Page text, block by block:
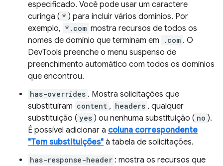
especificado. Você pode usar um caractere
curinga ( * ) para incluir vários domínios. Por
exemplo, *.com mostra recursos de todos os
nomes de domínio que terminam em
.com . O
DevTools preenche o menu suspenso de
preenchimento automático com todos os domínios
que encontrou.
has-overrides . Mostra solicitações que
substituíram content , headers , qualquer
substituição ( yes ) ou nenhuma substituição ( no ).
É possível adicionar a coluna correspondente
"Tem substituições" à tabela de solicitações.
has-response-header : mostra os recursos que